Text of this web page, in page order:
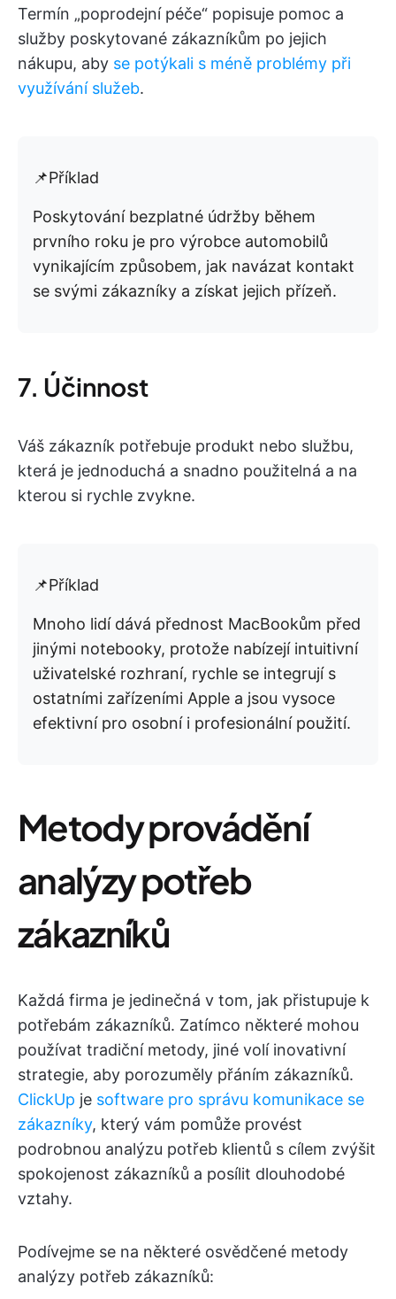
Termín „poprodejní péče“ popisuje pomoc a
služby poskytované zákazníkům po jejich
nákupu, aby se potýkali s méně problémy při
využívání služeb.
📌Příklad
Poskytování bezplatné údržby během
prvního roku je pro výrobce automobilů
vynikajícím způsobem, jak navázat kontakt
se svými zákazníky a získat jejich přízeň.
7. Účinnost
Váš zákazník potřebuje produkt nebo službu,
která je jednoduchá a snadno použitelná a na
kterou si rychle zvykne.
📌Příklad
Mnoho lidí dává přednost MacBookům před
jinými notebooky, protože nabízejí intuitivní
uživatelské rozhraní, rychle se integrují s
ostatními zařízeními Apple a jsou vysoce
efektivní pro osobní i profesionální použití.
Metody provádění
analýzy potřeb
zákazníků
Každá firma je jedinečná v tom, jak přistupuje k
potřebám zákazníků. Zatímco některé mohou
používat tradiční metody, jiné volí inovativní
strategie, aby porozuměly přáním zákazníků.
ClickUp je software pro správu komunikace se
zákazníky, který vám pomůže provést
podrobnou analýzu potřeb klientů s cílem zvýšit
spokojenost zákazníků a posílit dlouhodobé
vztahy.
Podívejme se na některé osvědčené metody
analýzy potřeb zákazníků: